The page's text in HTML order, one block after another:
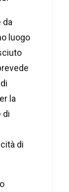
da
luogo
la
di
di